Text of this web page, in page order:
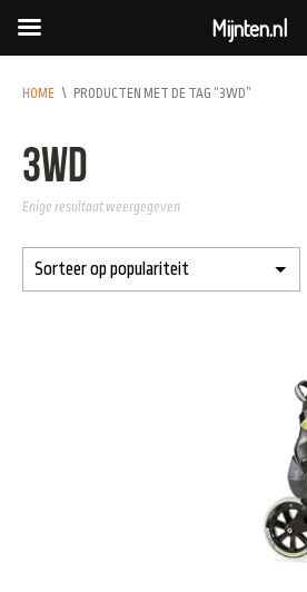
HOME \ PRODUCTEN MET DE TAG “3WD”
3WD
Enige resultaat weergegeven
Mijnten.nl